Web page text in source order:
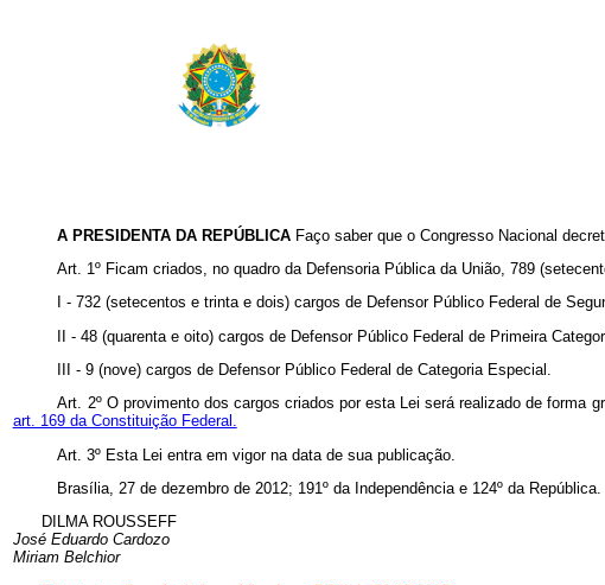
A PRESIDENTA DA REPÚBLICA Faço saber que o Congresso Nacional
Art. 1º Ficam criados, no quadro da Defensoria Pública da União, 789
I - 732 (setecentos e trinta e dois) cargos de Defensor Público Federal de
II - 48 (quarenta e oito) cargos de Defensor Público Federal de Primeira
III - 9 (nove) cargos de Defensor Público Federal de Categoria Especial.
Art. 2º O provimento dos cargos criados por esta Lei será realizado de forma
art. 169 da Constituição Federal.
Art. 3º Esta Lei entra em vigor na data de sua publicação.
Brasília, 27 de dezembro de 2012; 191º da Independência e 124º da República.
DILMA ROUSSEFF
José Eduardo Cardozo
Miriam Belchior